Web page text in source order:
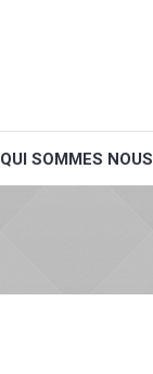
QUI SOMMES NOUS